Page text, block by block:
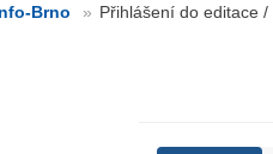
Brno Přihlášení do editace